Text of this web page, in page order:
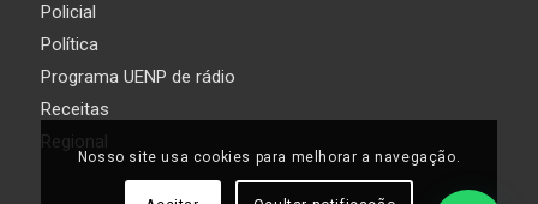
Policial
Política
Programa UENP de rádio
Receitas
Regional
Nosso site usa cookies para melhorar a navegação.